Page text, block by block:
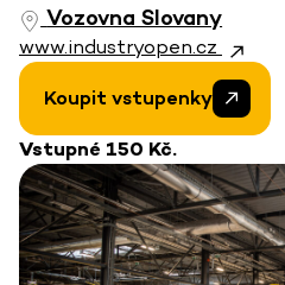
Vozovna Slovany
www.industryopen.cz
Koupit vstupenky
Vstupné 150 Kč.